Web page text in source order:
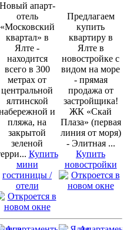
Новый апарт-
отель
«Московский
квартал» в
Ялте -
находится
всего в 300
метрах от
центральной
ялтинской
и
пляжа, на
закрытой
зеленой
Купить
мини
гостиницы /
отели
Предлагаем
купить
квартиру в
Ялте в
новостройке с
видом на море
- прямая
продажа от
застройщика!
ЖК «Скай
Плаза» (первая
линия от моря)
- Элитная ...
Купить
новостройки